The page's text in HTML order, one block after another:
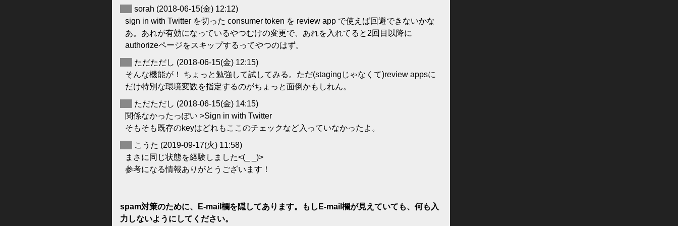
sorah (2018-06-15(金) 12:12)
sign in with Twitter を切った consumer token を review app で使えば回避できないかな
あ。あれが有効になっているやつむけの変更で、あれを入れてると2回目以降に
authorizeページをスキップするってやつのはず。
ただただし (2018-06-15(金) 12:15)
そんな機能が！ ちょっと勉強して試してみる。ただ(stagingじゃなくて)review appsに
だけ特別な環境変数を指定するのがちょっと面倒かもしれん。
ただただし (2018-06-15(金) 14:15)
関係なかったっぽい >Sign in with Twitter
そもそも既存のkeyはどれもここのチェックなど入っていなかったよ。
こうた (2019-09-17(火) 11:58)
まさに同じ状態を経験しました<(_ _)>
参考になる情報ありがとうございます！
spam対策のために、E-mail欄を隠してあります。もしE-mail欄が見えていても、何も入
力しないようにしてください。